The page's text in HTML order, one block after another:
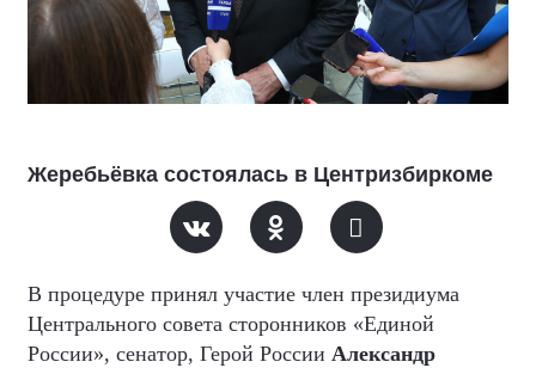
Жеребьёвка состоялась в Центризбиркоме
В процедуре принял участие член президиума
Центрального совета сторонников «Единой
России», сенатор, Герой России Александр